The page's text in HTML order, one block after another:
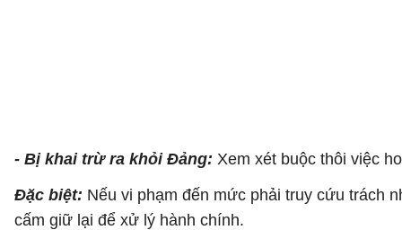
- Bị khai trừ ra khỏi Đảng: Xem xét buộc thôi việc
Đặc biệt: Nếu vi phạm đến mức phải truy cứu trách
cấm giữ lại để xử lý hành chính.